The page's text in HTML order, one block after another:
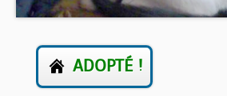
ADOPTÉ !